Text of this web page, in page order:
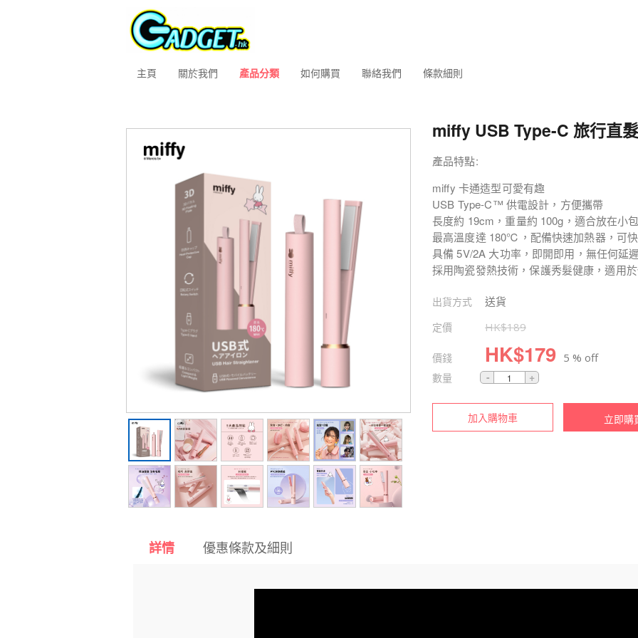
主頁 關於我們 產品分類 如何購買 聯絡我們 條款細則
miffy USB Type-C 旅行直
產品特點:
miffy 卡通造型可愛有趣
USB Type-C™ 供電設計，方便攜帶
長度約 19cm，重量約 100g，適合放在小
最高溫度達 180℃，配備快速加熱器，可
具備 5V/2A 大功率，即開即用，無任何延遲
採用陶瓷發熱技術，保護秀髮健康，適用
出貨方式 送貨
定價 HK$189
價錢 HK$179 5 % off
數量
加入購物車 立即購
詳情 優惠條款及細則